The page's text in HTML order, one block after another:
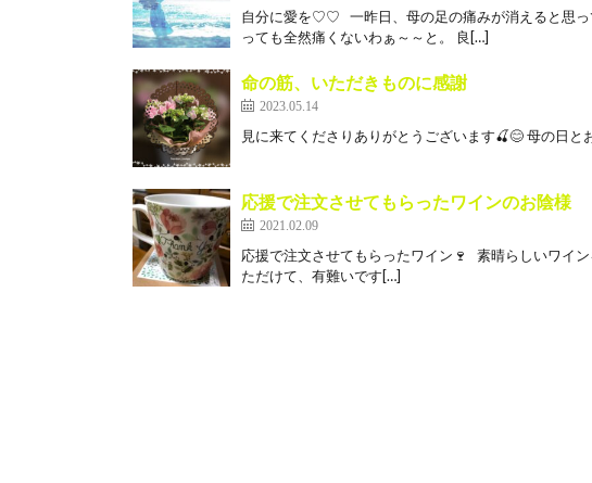
自分に愛を♡♡ 一昨日、母の足の痛みが消えると思っ
っても全然痛くないわぁ～～と。 良[…]
命の筋、いただきものに感謝
2023.05.14
見に来てくださりありがとうございます🍒😊 母の日
応援で注文させてもらったワインのお陰様
2021.02.09
応援で注文させてもらったワイン🍷 素晴らしいワイ
ただけて、有難いです[…]